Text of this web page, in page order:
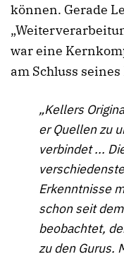
können. Gerade
war eine
am Schluss
„Kellers
er Quellen zu
verbindet ...
Erkenntnisse
schon seit
beobachtet,
zu den Gurus.